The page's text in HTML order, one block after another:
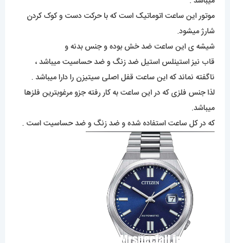
موتور این ساعت اتوماتیک است که با حرکت دست و کوک کردن
شارژ میشود.
شیشه ی این ساعت ضد خش بوده و جنس بدنه و
قاب نیز استینلس استیل ضد زنگ و ضد حساسیت میباشد ،
ناگفته نماند که این ساعت قفل اصلی سیتیزن را دارا میباشد .
لذا جنس فلزی که در این ساعت به کار رفته جزو مرغوبترین فلزها
میباشد.
که در کل ساعت استفاده شده و ضد زنگ و ضد حساسیت است .